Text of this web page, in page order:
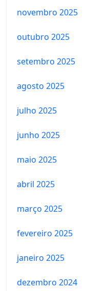
novembro 2025
outubro 2025
setembro 2025
agosto 2025
julho 2025
junho 2025
maio 2025
abril 2025
março 2025
fevereiro 2025
janeiro 2025
dezembro 2024